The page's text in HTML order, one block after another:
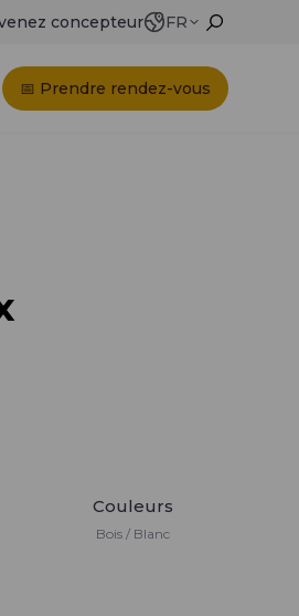
concepteur FR
📅 Prendre rendez-vous
Couleurs
Bois / Blanc